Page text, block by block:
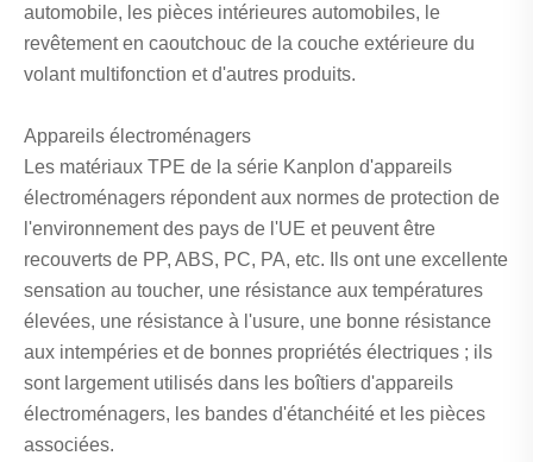
automobile, les pièces intérieures automobiles, le
revêtement en caoutchouc de la couche extérieure du
volant multifonction et d'autres produits.
Appareils électroménagers
Les matériaux TPE de la série Kanplon d'appareils
électroménagers répondent aux normes de protection de
l'environnement des pays de l'UE et peuvent être
recouverts de PP, ABS, PC, PA, etc. Ils ont une excellente
sensation au toucher, une résistance aux températures
élevées, une résistance à l'usure, une bonne résistance
aux intempéries et de bonnes propriétés électriques ; ils
sont largement utilisés dans les boîtiers d'appareils
électroménagers, les bandes d'étanchéité et les pièces
associées.